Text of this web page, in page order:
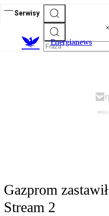
Serwisy
Energianews
Gazprom
Stream 2